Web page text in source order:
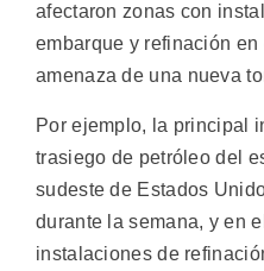
afectaron zonas con
embarque y refinación
amenaza de una nueva
Por ejemplo, la principal
trasiego de petróleo del
sudeste de Estados
durante la semana, y en
instalaciones de